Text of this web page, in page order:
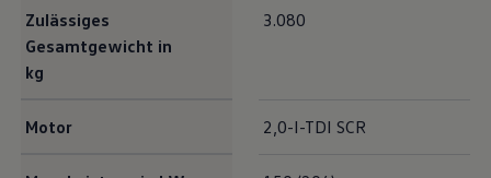
Zulässiges
Gesamtgewicht in
kg
3.080
Motor 2,0-I-TDI SCR